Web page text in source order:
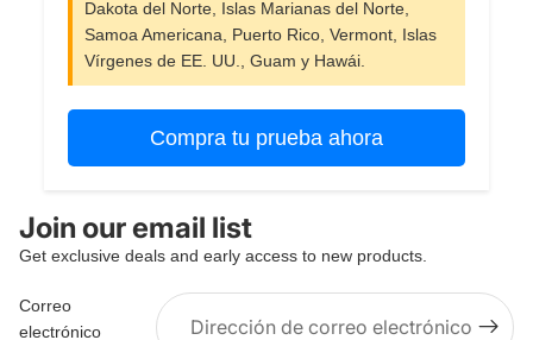
Dakota del Norte, Islas Marianas del Norte,
Samoa Americana, Puerto Rico, Vermont, Islas
Vírgenes de EE. UU., Guam y Hawái.
Compra tu prueba ahora
Join our email list
Get exclusive deals and early access to new products.
Correo
electrónico
Política de reembolso
Términos del servicio